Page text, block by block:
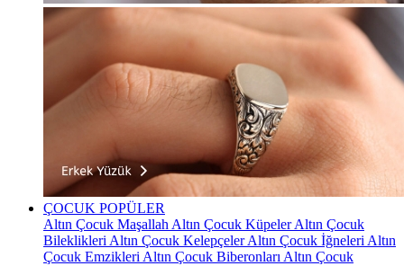
ÇOCUK POPÜLER
Altın Çocuk Maşallah Altın Çocuk KüpelerAltın Çocuk
Bileklikleri Altın Çocuk KelepçelerAltın Çocuk İğneleri Altın
Çocuk Emzikleri Altın Çocuk Biberonları Altın Çocuk